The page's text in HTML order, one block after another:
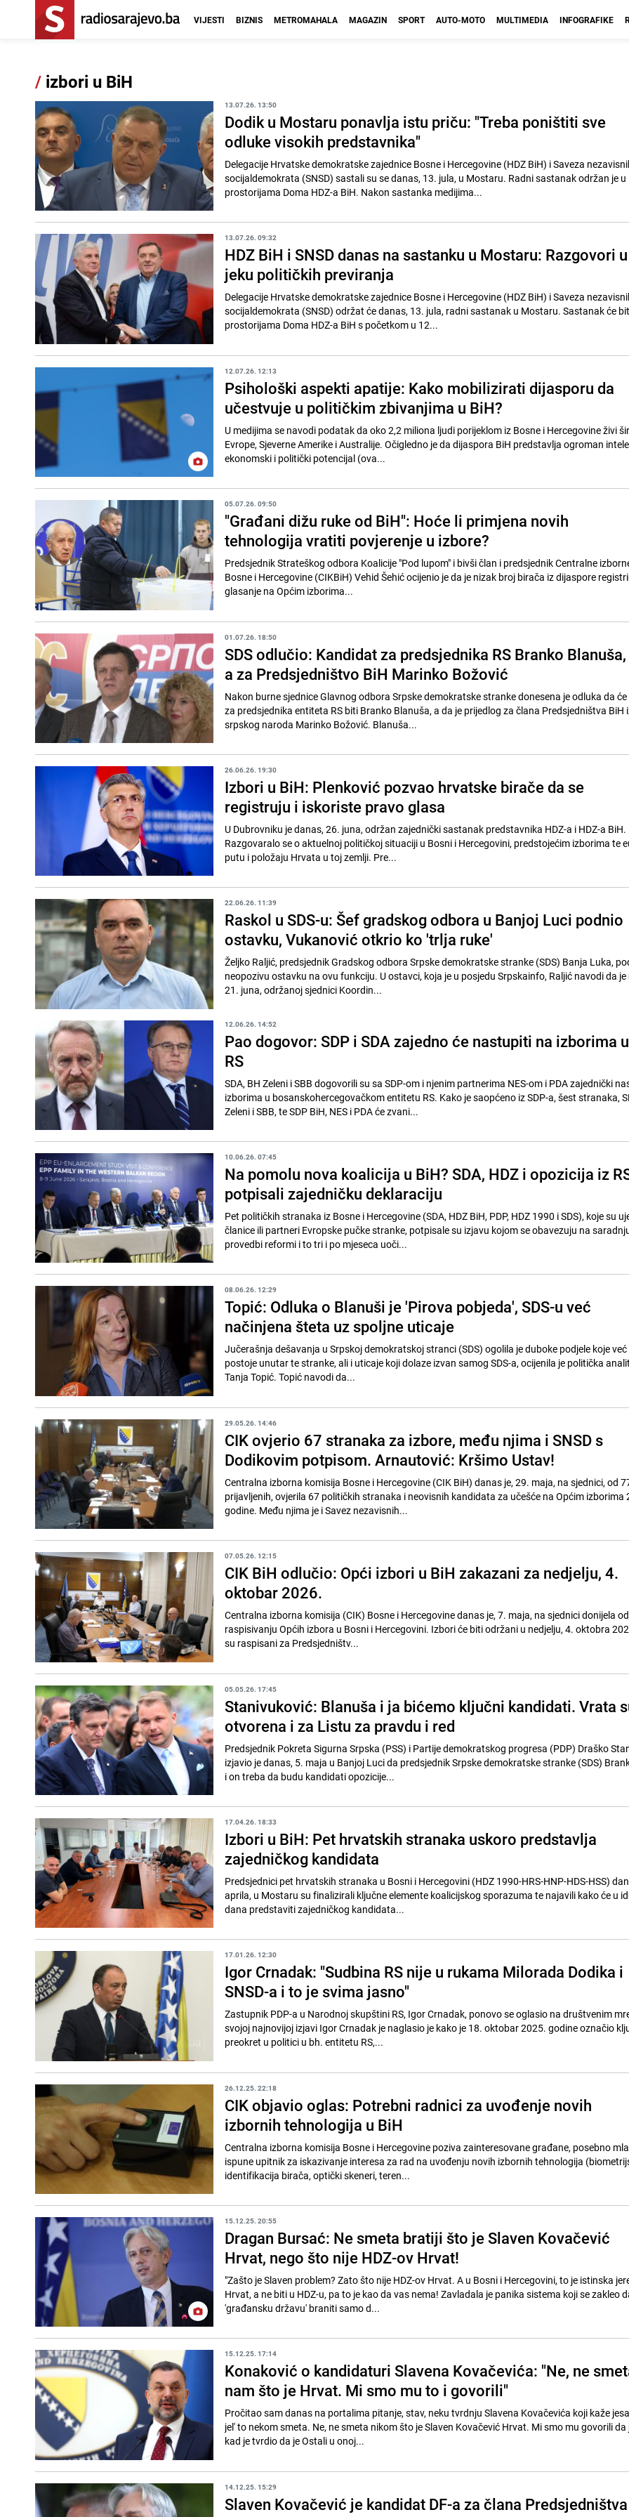
VIJESTI BIZNIS METROMAHALA MAGAZIN SPORT AUTO-MOTO MULTIMEDIA INFOGRAFIKE
/ izbori u BiH
13.07.26. 13:50
Dodik u Mostaru ponavlja istu priču: "Treba poništiti sve
odluke visokih predstavnika"
Delegacije Hrvatske demokratske zajednice Bosne i Hercegovine (HDZ BiH) i Saveza
socijaldemokrata (SNSD) sastali su se danas, 13. jula, u Mostaru. Radni sastanak održan je u
prostorijama Doma HDZ-a BiH. Nakon sastanka medijima...
13.07.26. 09:32
HDZ BiH i SNSD danas na sastanku u Mostaru: Razgovori u
jeku političkih previranja
Delegacije Hrvatske demokratske zajednice Bosne i Hercegovine (HDZ BiH) i Saveza
socijaldemokrata (SNSD) održat će danas, 13. jula, radni sastanak u Mostaru. Sastanak će
prostorijama Doma HDZ-a BiH s početkom u 12...
12.07.26. 12:13
Psihološki aspekti apatije: Kako mobilizirati dijasporu da
učestvuje u političkim zbivanjima u BiH?
U medijima se navodi podatak da oko 2,2 miliona ljudi porijeklom iz Bosne i Hercegovine živi
Evrope, Sjeverne Amerike i Australije. Očigledno je da dijaspora BiH predstavlja ogroman
ekonomski i politički potencijal (ova...
05.07.26. 09:50
"Građani dižu ruke od BiH": Hoće li primjena novih
tehnologija vratiti povjerenje u izbore?
Predsjednik Strateškog odbora Koalicije "Pod lupom" i bivši član i predsjednik Centralne
Bosne i Hercegovine (CIKBiH) Vehid Šehić ocijenio je da je nizak broj birača iz dijaspore
glasanje na Općim izborima...
01.07.26. 18:50
SDS odlučio: Kandidat za predsjednika RS Branko Blanuša,
a za Predsjedništvo BiH Marinko Božović
Nakon burne sjednice Glavnog odbora Srpske demokratske stranke donesena je odluka da
za predsjednika entiteta RS biti Branko Blanuša, a da je prijedlog za člana Predsjedništva BiH
srpskog naroda Marinko Božović. Blanuša...
26.06.26. 19:30
Izbori u BiH: Plenković pozvao hrvatske birače da se
registruju i iskoriste pravo glasa
U Dubrovniku je danas, 26. juna, održan zajednički sastanak predstavnika HDZ-a i HDZ-a BiH.
Razgovaralo se o aktuelnoj političkoj situaciji u Bosni i Hercegovini, predstojećim izborima te
putu i položaju Hrvata u toj zemlji. Pre...
22.06.26. 11:39
Raskol u SDS-u: Šef gradskog odbora u Banjoj Luci podnio
ostavku, Vukanović otkrio ko 'trlja ruke'
Željko Raljić, predsjednik Gradskog odbora Srpske demokratske stranke (SDS) Banja Luka,
neopozivu ostavku na ovu funkciju. U ostavci, koja je u posjedu Srpskainfo, Raljić navodi da je
21. juna, održanoj sjednici Koordin...
12.06.26. 14:52
Pao dogovor: SDP i SDA zajedno će nastupiti na izborima u
RS
SDA, BH Zeleni i SBB dogovorili su sa SDP-om i njenim partnerima NES-om i PDA zajednički
izborima u bosanskohercegovačkom entitetu RS. Kako je saopćeno iz SDP-a, šest stranaka,
Zeleni i SBB, te SDP BiH, NES i PDA će zvani...
10.06.26. 07:45
Na pomolu nova koalicija u BiH? SDA, HDZ i opozicija iz
potpisali zajedničku deklaraciju
Pet političkih stranaka iz Bosne i Hercegovine (SDA, HDZ BiH, PDP, HDZ 1990 i SDS), koje su
članice ili partneri Evropske pučke stranke, potpisale su izjavu kojom se obavezuju na
provedbi reformi i to tri i po mjeseca uoči...
08.06.26. 12:29
Topić: Odluka o Blanuši je 'Pirova pobjeda', SDS-u već
načinjena šteta uz spoljne uticaje
Jučerašnja dešavanja u Srpskoj demokratskoj stranci (SDS) ogolila je duboke podjele koje
postoje unutar te stranke, ali i uticaje koji dolaze izvan samog SDS-a, ocijenila je politička
Tanja Topić. Topić navodi da...
29.05.26. 14:46
CIK ovjerio 67 stranaka za izbore, među njima i SNSD s
Dodikovim potpisom. Arnautović: Kršimo Ustav!
Centralna izborna komisija Bosne i Hercegovine (CIK BiH) danas je, 29. maja, na sjednici, od
prijavljenih, ovjerila 67 političkih stranaka i neovisnih kandidata za učešće na Općim izborima
godine. Među njima je i Savez nezavisnih...
07.05.26. 12:15
CIK BiH odlučio: Opći izbori u BiH zakazani za nedjelju, 4.
oktobar 2026.
Centralna izborna komisija (CIK) Bosne i Hercegovine danas je, 7. maja, na sjednici donijela
raspisivanju Općih izbora u Bosni i Hercegovini. Izbori će biti održani u nedjelju, 4. oktobra
su raspisani za Predsjedništv...
05.05.26. 17:45
Stanivuković: Blanuša i ja bićemo ključni kandidati. Vrata
otvorena i za Listu za pravdu i red
Predsjednik Pokreta Sigurna Srpska (PSS) i Partije demokratskog progresa (PDP) Draško
izjavio je danas, 5. maja u Banjoj Luci da predsjednik Srpske demokratske stranke (SDS)
i on treba da budu kandidati opozicije...
17.04.26. 18:33
Izbori u BiH: Pet hrvatskih stranaka uskoro predstavlja
zajedničkog kandidata
Predsjednici pet hrvatskih stranaka u Bosni i Hercegovini (HDZ 1990-HRS-HNP-HDS-HSS)
aprila, u Mostaru su finalizirali ključne elemente koalicijskog sporazuma te najavili kako će u
dana predstaviti zajedničkog kandidata...
17.01.26. 12:30
Igor Crnadak: "Sudbina RS nije u rukama Milorada Dodika i
SNSD-a i to je svima jasno"
Zastupnik PDP-a u Narodnoj skupštini RS, Igor Crnadak, ponovo se oglasio na društvenim
svojoj najnovijoj izjavi Igor Crnadak je naglasio je kako je 18. oktobar 2025. godine označio
preokret u politici u bh. entitetu RS,...
26.12.25. 22:18
CIK objavio oglas: Potrebni radnici za uvođenje novih
izbornih tehnologija u BiH
Centralna izborna komisija Bosne i Hercegovine poziva zainteresovane građane, posebno
ispune upitnik za iskazivanje interesa za rad na uvođenju novih izbornih tehnologija
identifikacija birača, optički skeneri, teren...
15.12.25. 20:55
Dragan Bursać: Ne smeta bratiji što je Slaven Kovačević
Hrvat, nego što nije HDZ-ov Hrvat!
"Zašto je Slaven problem? Zato što nije HDZ-ov Hrvat. A u Bosni i Hercegovini, to je istinska
Hrvat, a ne biti u HDZ-u, pa to je kao da vas nema! Zavladala je panika sistema koji se zakleo
'građansku državu' braniti samo d...
15.12.25. 17:14
Konaković o kandidaturi Slavena Kovačevića: "Ne, ne
nam što je Hrvat. Mi smo mu to i govorili"
Pročitao sam danas na portalima pitanje, stav, neku tvrdnju Slavena Kovačevića koji kaže
jel' to nekom smeta. Ne, ne smeta nikom što je Slaven Kovačević Hrvat. Mi smo mu govorili da
kad je tvrdio da je Ostali u onoj...
14.12.25. 15:29
Slaven Kovačević je kandidat DF-a za člana Predsjedništva